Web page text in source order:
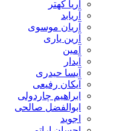
آریا کهتر
آریابد
آریان موسوی
آرین یاری
آمین
آیدار
آیسا حیدری
آیکان رفیعی
ابراهیم چاردولی
ابوالفضل صالحی
اجوید